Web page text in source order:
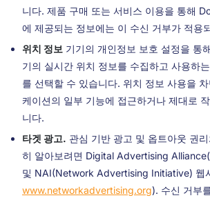
니다. 제품 구매 또는 서비스 이용을 통해
에 제공되는 정보에는 이 수신 거부가 적용
위치 정보 기기의 개인정보 보호 설정을 통
기의 실시간 위치 정보를 수집하고 사용하
를 선택할 수 있습니다. 위치 정보 사용을
케이션의 일부 기능에 접근하거나 제대로
니다.
타겟 광고. 관심 기반 광고 및 옵트아웃 권
히 알아보려면 Digital Advertising Alliance(
및 NAI(Network Advertising Initiative) 웹
www.networkadvertising.org). 수신 거부